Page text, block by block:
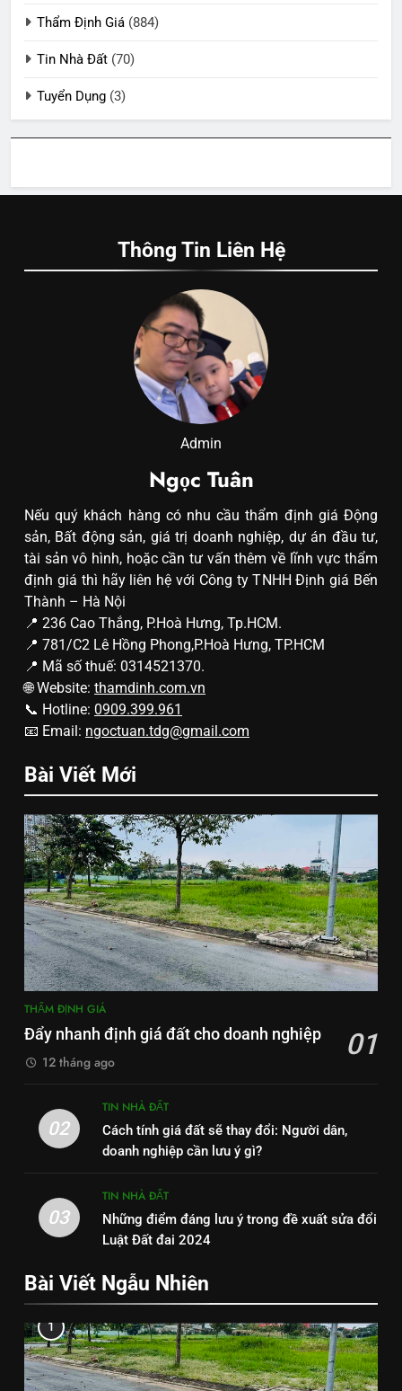
Thẩm Định Giá (884)
Tin Nhà Đất (70)
Tuyển Dụng (3)
Thông Tin Liên Hệ
Admin
Ngọc Tuân
Nếu quý khách hàng có nhu cầu thẩm định giá Động
sản, Bất động sản, giá trị doanh nghiệp, dự án đầu tư,
tài sản vô hình, hoặc cần tư vấn thêm về lĩnh vực thẩm
định giá thì hãy liên hệ với Công ty TNHH Định giá Bến
Thành – Hà Nội
📍 236 Cao Thắng, P.Hoà Hưng, Tp.HCM.
📍 781/C2 Lê Hồng Phong,P.Hoà Hưng, TP.HCM
📍 Mã số thuế: 0314521370.
🌐 Website: thamdinh.com.vn
📞 Hotline: 0909.399.961
📧 Email: ngoctuan.tdg@gmail.com
Bài Viết Mới
THẨM ĐỊNH GIÁ
Đẩy nhanh định giá đất cho doanh nghiệp 01
12 tháng ago
02
TIN NHÀ ĐẤT
Cách tính giá đất sẽ thay đổi: Người dân,
doanh nghiệp cần lưu ý gì?
03
TIN NHÀ ĐẤT
Những điểm đáng lưu ý trong đề xuất sửa đổi
Luật Đất đai 2024
Bài Viết Ngẫu Nhiên
1